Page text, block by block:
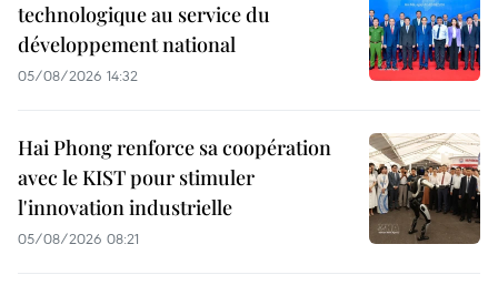
technologique au service du
développement national
05/08/2026 14:32
Hai Phong renforce sa coopération
avec le KIST pour stimuler
l'innovation industrielle
05/08/2026 08:21